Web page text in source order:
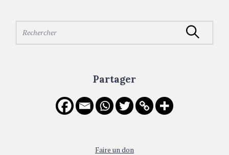
s
n
a
Rechercher
Partager
Faire un don